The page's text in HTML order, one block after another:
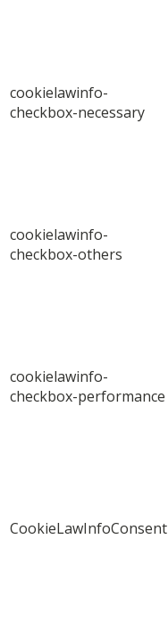
cookielawinfo-
checkbox-necessary
cookielawinfo-
checkbox-others
cookielawinfo-
checkbox-performance
CookieLawInfoConsent